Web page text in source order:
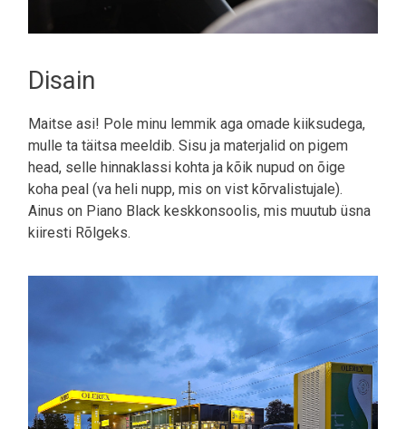
Disain
Maitse asi! Pole minu lemmik aga omade kiiksudega,
mulle ta täitsa meeldib. Sisu ja materjalid on pigem
head, selle hinnaklassi kohta ja kõik nupud on õige
koha peal (va heli nupp, mis on vist kõrvalistujale).
Ainus on Piano Black keskkonsoolis, mis muutub üsna
kiiresti Rõlgeks.